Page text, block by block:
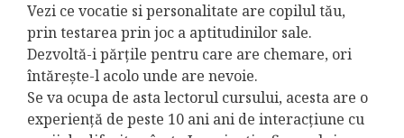
Vezi ce vocatie si personalitate are copilul tău,
prin testarea prin joc a aptitudinilor sale.
Dezvoltă-i părţile pentru care are chemare, ori
întăreşte-l acolo unde are nevoie.
Se va ocupa de asta lectorul cursului, acesta are o
experienţă de peste 10 ani ani de interacţiune cu